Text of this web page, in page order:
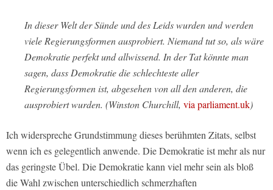
In dieser Welt der Sünde und des Leids wurden und werden
viele Regierungsformen ausprobiert. Niemand tut so, als wäre
Demokratie perfekt und allwissend. In der Tat könnte man
sagen, dass Demokratie die schlechteste aller
Regierungsformen ist, abgesehen von all den anderen, die
ausprobiert wurden. (Winston Churchill, via parliament.uk)
Ich widerspreche Grundstimmung dieses berühmten Zitats, selbst
wenn ich es gelegentlich anwende. Die Demokratie ist mehr als nur
das geringste Übel. Die Demokratie kann viel mehr sein als bloß
die Wahl zwischen unterschiedlich schmerzhaften